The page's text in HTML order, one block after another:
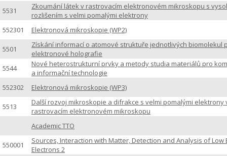
5531
Zkoumání látek v rastrovacím elektronovém mikroskopu s
rozlišením s velmi pomalými elektrony
552301
Elektronová mikroskopie (WP2)
5501
Získání informací o atomové struktuře jednotlivých biomolekul
elektronové holografie
5544
Nové heterostrukturní prvky a metody studia materiálů pro
a informační technologie
552302
Elektronová mikroskopie (WP3)
5513
Další rozvoj mikroskopie a difrakce s velmi pomalými elektrony
rastrovacím elektronovém mikroskopu
Academic TTO
550001
Sources, Interaction with Matter, Detection and Analysis of Low
Electrons 2